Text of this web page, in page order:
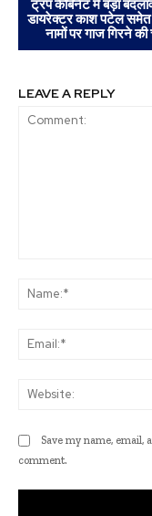
ट्रंप कैबिनेट में बड़ा
डायरेक्टर काश पटेल
नामों पर गाज गिरने की
LEAVE A REPLY
Save my name, email,
comment.